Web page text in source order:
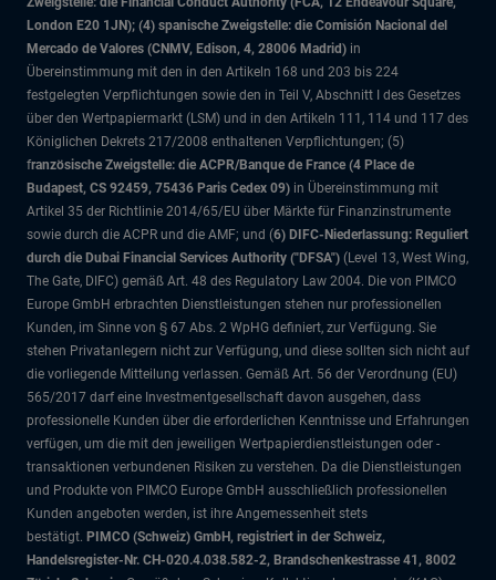
London E20 1JN); (4) spanische Zweigstelle: die Comisión Nacional del
Mercado de Valores (CNMV, Edison, 4, 28006 Madrid) in
Übereinstimmung mit den in den Artikeln 168 und 203 bis 224
festgelegten Verpflichtungen sowie den in Teil V, Abschnitt I des Gesetzes
über den Wertpapiermarkt (LSM) und in den Artikeln 111, 114 und 117 des
Königlichen Dekrets 217/2008 enthaltenen Verpflichtungen; (5)
französische Zweigstelle: die ACPR/Banque de France (4 Place de
Budapest, CS 92459, 75436 Paris Cedex 09) in Übereinstimmung mit
Artikel 35 der Richtlinie 2014/65/EU über Märkte für Finanzinstrumente
sowie durch die ACPR und die AMF; und (6) DIFC-Niederlassung: Reguliert
durch die Dubai Financial Services Authority ("DFSA") (Level 13, West Wing,
The Gate, DIFC) gemäß Art. 48 des Regulatory Law 2004. Die von PIMCO
Europe GmbH erbrachten Dienstleistungen stehen nur professionellen
Kunden, im Sinne von § 67 Abs. 2 WpHG definiert, zur Verfügung. Sie
stehen Privatanlegern nicht zur Verfügung, und diese sollten sich nicht auf
die vorliegende Mitteilung verlassen. Gemäß Art. 56 der Verordnung (EU)
565/2017 darf eine Investmentgesellschaft davon ausgehen, dass
professionelle Kunden über die erforderlichen Kenntnisse und Erfahrungen
verfügen, um die mit den jeweiligen Wertpapierdienstleistungen oder -
transaktionen verbundenen Risiken zu verstehen. Da die Dienstleistungen
und Produkte von PIMCO Europe GmbH ausschließlich professionellen
Kunden angeboten werden, ist ihre Angemessenheit stets
bestätigt. PIMCO (Schweiz) GmbH, registriert in der Schweiz,
Handelsregister-Nr. CH-020.4.038.582-2, Brandschenkestrasse 41, 8002